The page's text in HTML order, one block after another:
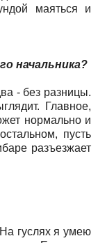
маяться и
начальника?
- без разницы.
Главное,
нормально и
пусть
разъезжает
гуслях я умею